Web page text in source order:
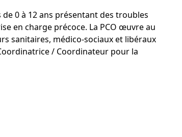
0 à 12 ans présentant des troubles
en charge précoce. La PCO œuvre au
sanitaires, médico-sociaux et libéraux
/ Coordinateur pour la